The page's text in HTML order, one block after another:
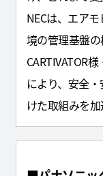
NECは、エア
境の管理基盤
CARTIVATOR
により、安全
けた取組みを